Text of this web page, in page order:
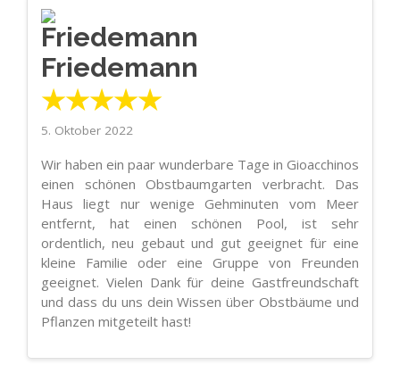
Friedemann
★★★★★
5. Oktober 2022
Wir haben ein paar wunderbare Tage in Gioacchinos
einen schönen Obstbaumgarten verbracht. Das
Haus liegt nur wenige Gehminuten vom Meer
entfernt, hat einen schönen Pool, ist sehr
ordentlich, neu gebaut und gut geeignet für eine
kleine Familie oder eine Gruppe von Freunden
geeignet. Vielen Dank für deine Gastfreundschaft
und dass du uns dein Wissen über Obstbäume und
Pflanzen mitgeteilt hast!